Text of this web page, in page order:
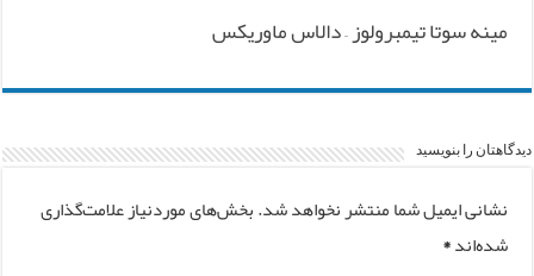
مینه سوتا تیمبرولوز – دالاس ماوریکس
دیدگاهتان را بنویسید
نشانی ایمیل شما منتشر نخواهد شد.بخش‌های موردنیاز علامت‌گذاری
شده‌اند*